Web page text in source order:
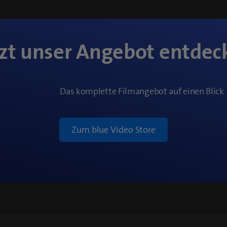
unser Angebot
Das komplette Filmangebot auf einen Blick
Zum blue Video Store